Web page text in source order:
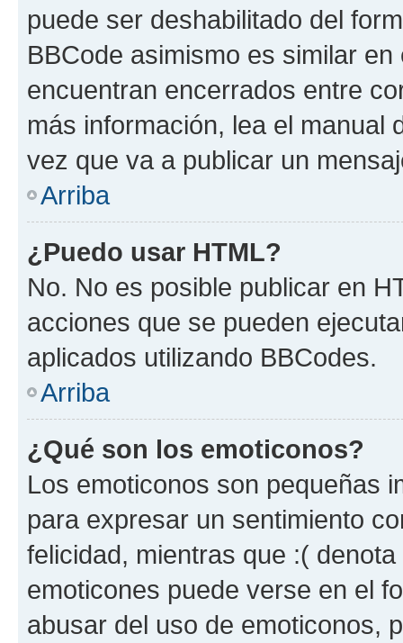
puede ser deshabilitado del
BBCode asimismo es similar
encuentran encerrados entre
más información, lea el manual
vez que va a publicar un
Arriba
¿Puedo usar HTML?
No. No es posible publicar en
acciones que se pueden
aplicados utilizando BBCodes.
Arriba
¿Qué son los emoticonos?
Los emoticonos son pequeñas
para expresar un sentimiento
felicidad, mientras que :(
emoticones puede verse en el
abusar del uso de emoticonos,